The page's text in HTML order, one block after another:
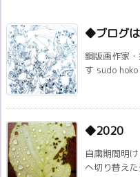
◆ブログ
銅版画作家
す sudo
◆2020
自粛期間明
へ切り替え